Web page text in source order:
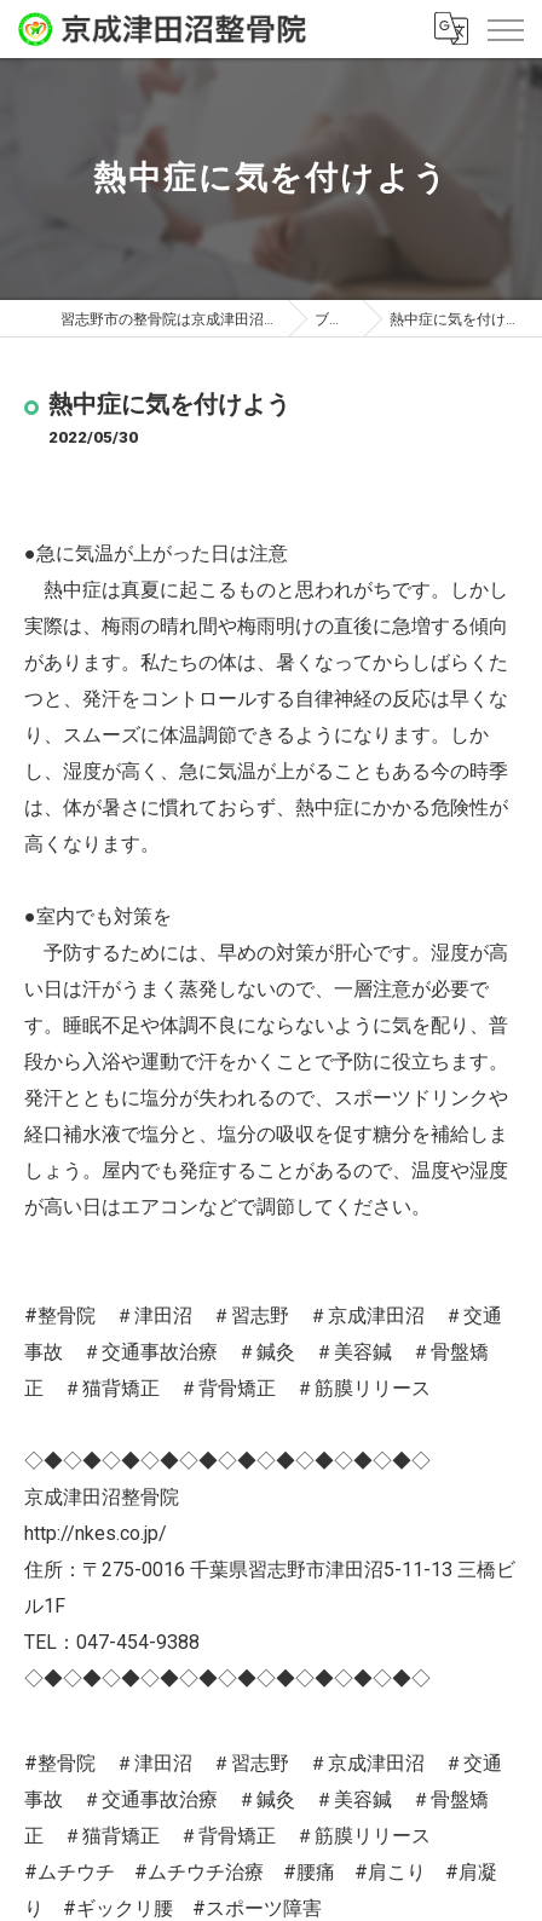
熱中症に気を付けよう
習志野市の整骨院は京成津田沼整骨院 ブログ 熱中症に気を付けよう
熱中症に気を付けよう
2022/05/30
●急に気温が上がった日は注意
熱中症は真夏に起こるものと思われがちです。しかし
実際は、梅雨の晴れ間や梅雨明けの直後に急増する傾向
があります。私たちの体は、暑くなってからしばらくた
つと、発汗をコントロールする自律神経の反応は早くな
り、スムーズに体温調節できるようになります。しか
し、湿度が高く、急に気温が上がることもある今の時季
は、体が暑さに慣れておらず、熱中症にかかる危険性が
高くなります。
●室内でも対策を
予防するためには、早めの対策が肝心です。湿度が高
い日は汗がうまく蒸発しないので、一層注意が必要で
す。睡眠不足や体調不良にならないように気を配り、普
段から入浴や運動で汗をかくことで予防に役立ちます。
発汗とともに塩分が失われるので、スポーツドリンクや
経口補水液で塩分と、塩分の吸収を促す糖分を補給しま
しょう。屋内でも発症することがあるので、温度や湿度
が高い日はエアコンなどで調節してください。
#整骨院 ＃津田沼 ＃習志野 ＃京成津田沼 ＃交通
事故 ＃交通事故治療 ＃鍼灸 ＃美容鍼 ＃骨盤矯
正 ＃猫背矯正 ＃背骨矯正 ＃筋膜リリース
◇◆◇◆◇◆◇◆◇◆◇◆◇◆◇◆◇◆◇◆◇
京成津田沼整骨院
http://nkes.co.jp/
住所：〒275-0016 千葉県習志野市津田沼5-11-13 三橋ビ
ル1F
TEL：047-454-9388
◇◆◇◆◇◆◇◆◇◆◇◆◇◆◇◆◇◆◇◆◇
#整骨院 ＃津田沼 ＃習志野 ＃京成津田沼 ＃交通
事故 ＃交通事故治療 ＃鍼灸 ＃美容鍼 ＃骨盤矯
正 ＃猫背矯正 ＃背骨矯正 ＃筋膜リリース
#ムチウチ #ムチウチ治療 #腰痛 #肩こり #肩凝
り #ギックリ腰 #スポーツ障害